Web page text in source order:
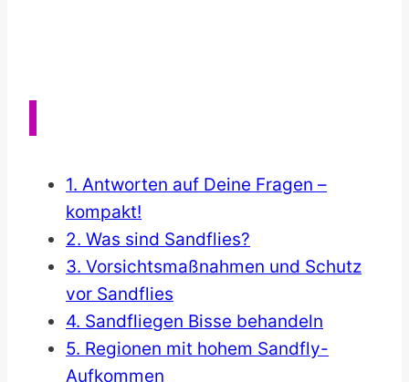
1. Antworten auf Deine Fragen –
kompakt!
2. Was sind Sandflies?
3. Vorsichtsmaßnahmen und Schutz
vor Sandflies
4. Sandfliegen Bisse behandeln
5. Regionen mit hohem Sandfly-
Aufkommen